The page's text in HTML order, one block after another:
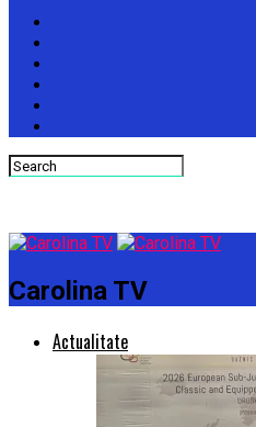
Carolina TV
Actualitate